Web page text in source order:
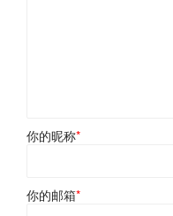
你的昵称*
你的邮箱*